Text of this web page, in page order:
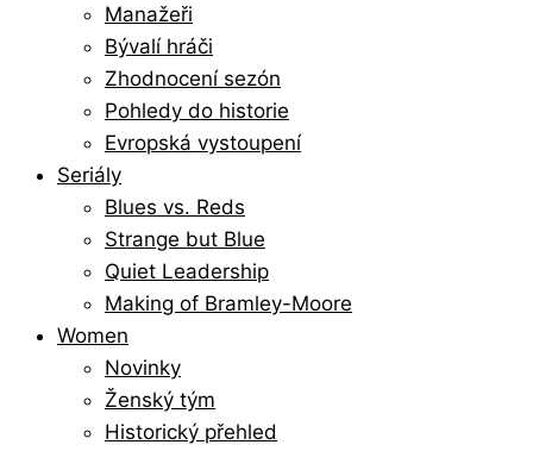
Manažeři
Bývalí hráči
Zhodnocení sezón
Pohledy do historie
Evropská vystoupení
Seriály
Blues vs. Reds
Strange but Blue
Quiet Leadership
Making of Bramley-Moore
Women
Novinky
Ženský tým
Historický přehled